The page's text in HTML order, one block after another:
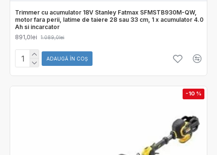
Trimmer cu acumulator 18V Stanley Fatmax SFMSTB930M-QW,
motor fara perii, latime de taiere 28 sau 33 cm, 1 x acumulator 4.0
Ah si incarcator
891,0lei
1.089,0lei
ADAUGĂ ÎN COŞ
-10 %